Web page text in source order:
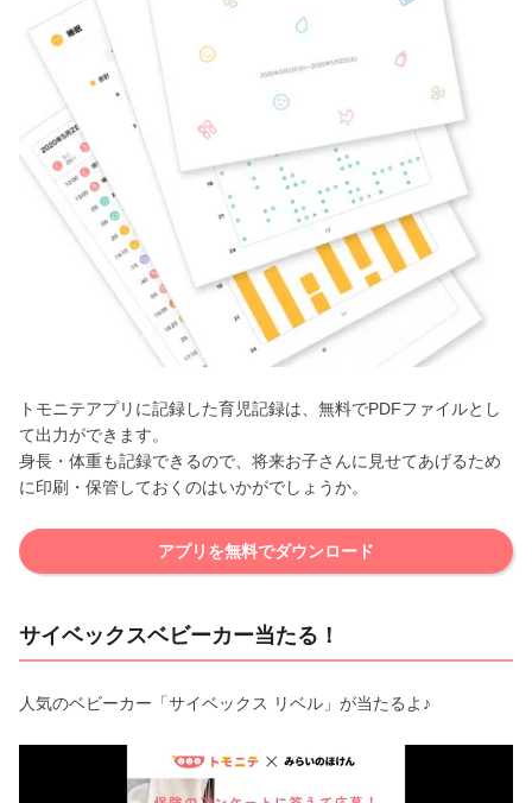
トモニテアプリに記録した育児記録は、無料でPDFファイルとし
て出力ができます。
身長・体重も記録できるので、将来お子さんに見せてあげるため
に印刷・保管しておくのはいかがでしょうか。
アプリを無料でダウンロード
サイベックスベビーカー当たる！
人気のベビーカー「サイベックス リベル」が当たるよ♪